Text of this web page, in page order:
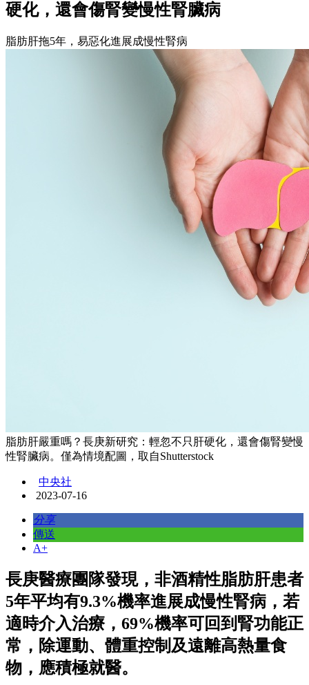
硬化，還會傷腎變慢性腎臟病
脂肪肝拖5年，易惡化進展成慢性腎病
脂肪肝嚴重嗎？長庚新研究：輕忽不只肝硬化，還會傷腎變慢
性腎臟病。僅為情境配圖，取自Shutterstock
中央社
2023-07-16
分享
傳送
A+
長庚醫療團隊發現，非酒精性脂肪肝患者
5年平均有9.3%機率進展成慢性腎病，若
適時介入治療，69%機率可回到腎功能正
常，除運動、體重控制及遠離高熱量食
物，應積極就醫。